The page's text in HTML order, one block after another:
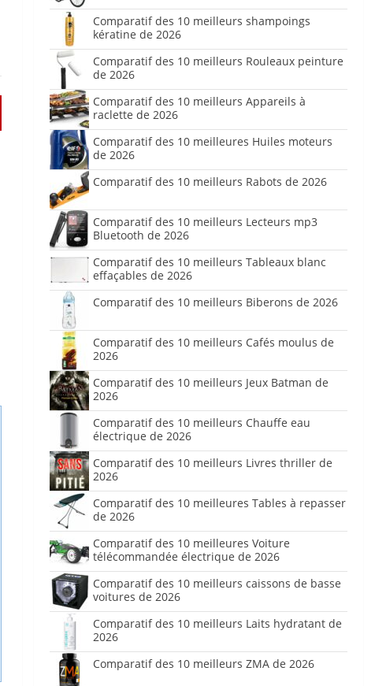
Comparatif des 10 meilleurs shampoings
kératine de 2026
Comparatif des 10 meilleurs Rouleaux peinture
de 2026
Comparatif des 10 meilleurs Appareils à
raclette de 2026
Comparatif des 10 meilleures Huiles moteurs
de 2026
Comparatif des 10 meilleurs Rabots de 2026
Comparatif des 10 meilleurs Lecteurs mp3
Bluetooth de 2026
Comparatif des 10 meilleurs Tableaux blanc
effaçables de 2026
Comparatif des 10 meilleurs Biberons de 2026
Comparatif des 10 meilleurs Cafés moulus de
2026
Comparatif des 10 meilleurs Jeux Batman de
2026
Comparatif des 10 meilleurs Chauffe eau
électrique de 2026
Comparatif des 10 meilleurs Livres thriller de
2026
Comparatif des 10 meilleures Tables à repasser
de 2026
Comparatif des 10 meilleures Voiture
télécommandée électrique de 2026
Comparatif des 10 meilleurs caissons de basse
voitures de 2026
Comparatif des 10 meilleurs Laits hydratant de
2026
Comparatif des 10 meilleurs ZMA de 2026